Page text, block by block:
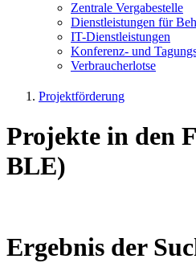
Zen­tra­le Ver­ga­be­stel­le
Dienst­leis­tun­gen für
IT-Dienst­leis­tun­gen
Kon­fe­renz- und
Ver­brau­cher­lot­se
Projektförderung
Projekte in den
BLE)
Ergebnis der